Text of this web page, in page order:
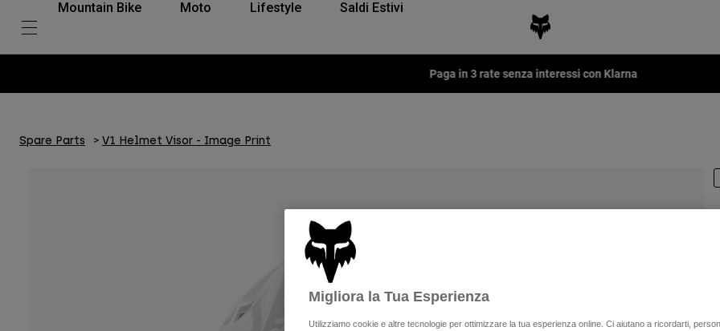
Mountain Bike Moto Lifestyle Saldi Estivi
Paga in 3 rate senza interessi con Klarna
Spare Parts V1 Helmet Visor - Image Print
Migliora la Tua Esperienza
Utilizziamo cookie e altre tecnologie per ottimizzare la tua esperienza online. Ci aiutano a ricordarti,